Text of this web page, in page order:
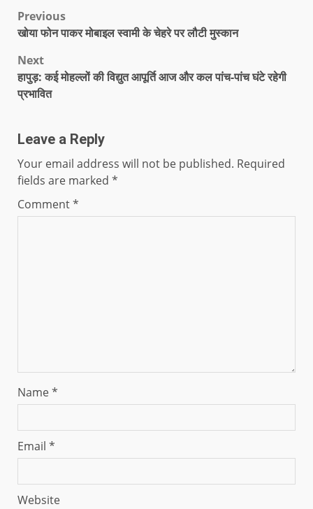
Previous
खोया फोन पाकर मोबाइल स्वामी के चेहरे पर लौटी मुस्कान
Next
हापुड़: कई मोहल्लों की विद्युत आपूर्ति आज और कल पांच-पांच घंटे रहेगी
प्रभावित
Leave a Reply
Your email address will not be published. Required
fields are marked *
Comment*
Name*
Email *
Website